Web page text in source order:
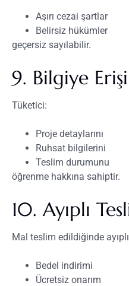
Aşırı cezai şartlar
Belirsiz hükümler
geçersiz sayılabilir.
9. Bilgiye
Tüketici:
Proje detaylarını
Ruhsat bilgilerini
Teslim durumunu
öğrenme hakkına sahiptir.
10. Ayıplı
Mal teslim edildiğinde
Bedel indirimi
Ücretsiz onarım